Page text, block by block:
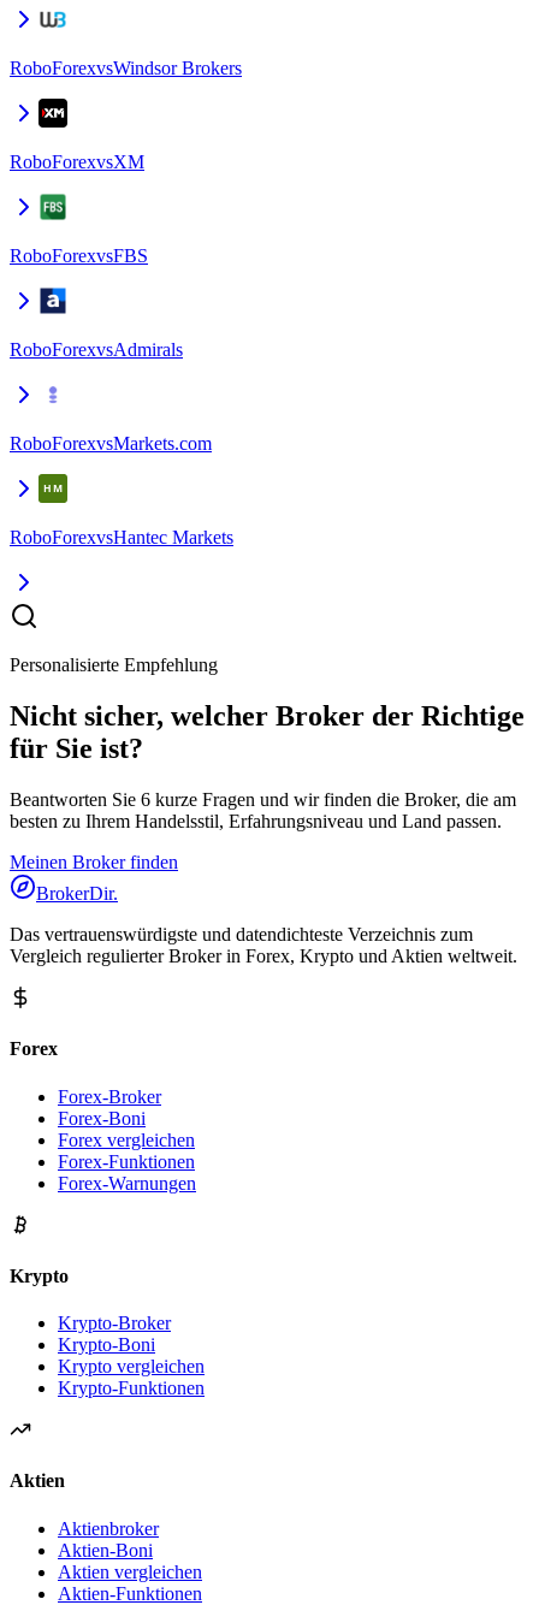
RoboForexvsWindsor Brokers
RoboForexvsXM
RoboForexvsFBS
RoboForexvsAdmirals
RoboForexvsMarkets.com
RoboForexvsHantec Markets
Personalisierte Empfehlung
Nicht sicher, welcher Broker der Richtige
für Sie ist?
Beantworten Sie 6 kurze Fragen und wir finden die Broker, die am
besten zu Ihrem Handelsstil, Erfahrungsniveau und Land passen.
Meinen Broker finden
BrokerDir.
Das vertrauenswürdigste und datendichteste Verzeichnis zum
Vergleich regulierter Broker in Forex, Krypto und Aktien weltweit.
Forex
Forex-Broker
Forex-Boni
Forex vergleichen
Forex-Funktionen
Forex-Warnungen
Krypto
Krypto-Broker
Krypto-Boni
Krypto vergleichen
Krypto-Funktionen
Aktien
Aktienbroker
Aktien-Boni
Aktien vergleichen
Aktien-Funktionen